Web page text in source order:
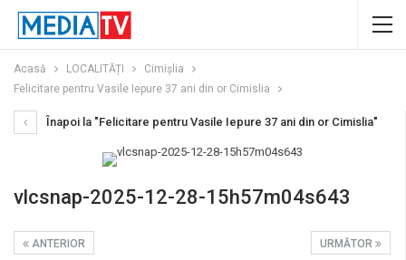
Acasă LOCALITĂȚI
Cimișlia
Felicitare pentru Vasile Iepure 37 ani din or Cimislia
Înapoi la "Felicitare pentru Vasile Iepure 37 ani din or Cimislia"
vlcsnap-2025-12-28-15h57m04s643
URMĂTOR
ANTERIOR